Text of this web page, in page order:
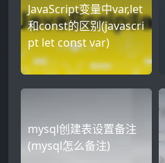
JavaScript变量中var,let
和const的区别(javascri
pt let const var)
mysql创建表设置备注
(mysql怎么备注)